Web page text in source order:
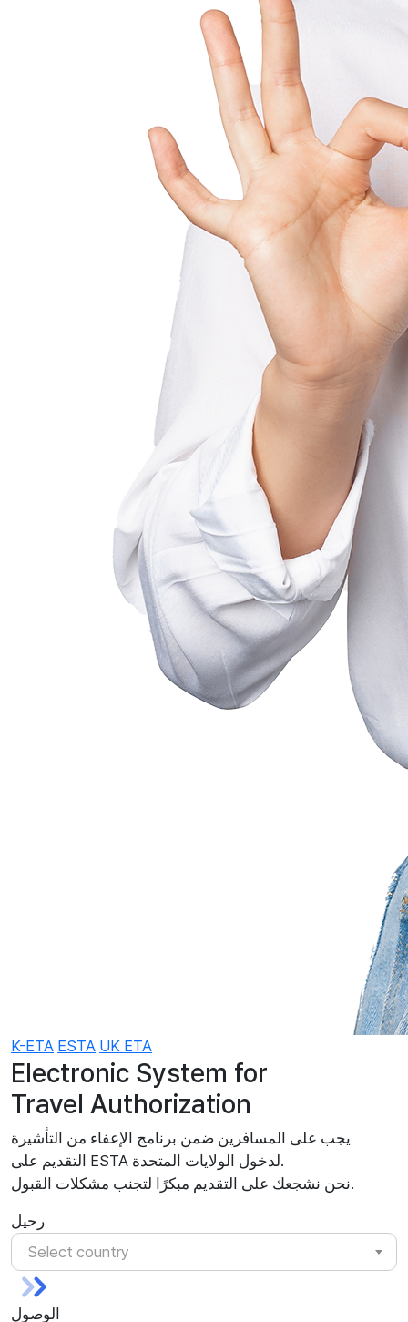
K-ETA ESTA UK ETA
Electronic System for
Travel Authorization
يجب على المسافرين ضمن برنامج الإعفاء من التأشيرة
التقديم على ESTA لدخول الولايات المتحدة.
نحن نشجعك على التقديم مبكرًا لتجنب مشكلات القبول.
رحيل
Select country
الوصول